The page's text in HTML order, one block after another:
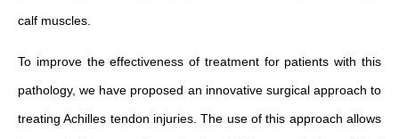
calf muscles.
To improve the effectiveness of treatment for patients with this
pathology, we have proposed an innovative surgical approach to
treating Achilles tendon injuries. The use of this approach allows